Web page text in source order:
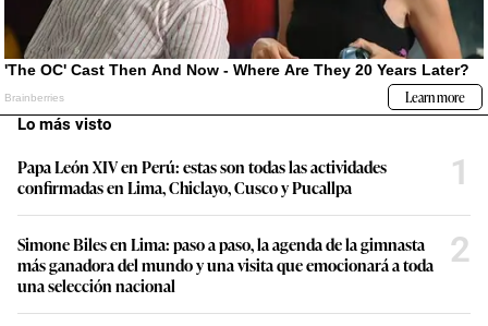
Lo más visto
Papa León XIV en Perú: estas son todas las actividades
confirmadas en Lima, Chiclayo, Cusco y Pucallpa
1
Simone Biles en Lima: paso a paso, la agenda de la gimnasta
más ganadora del mundo y una visita que emocionará a toda
una selección nacional
2